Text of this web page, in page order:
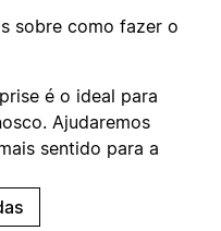
sobre como fazer o
é o ideal para
Ajudaremos
sentido para a